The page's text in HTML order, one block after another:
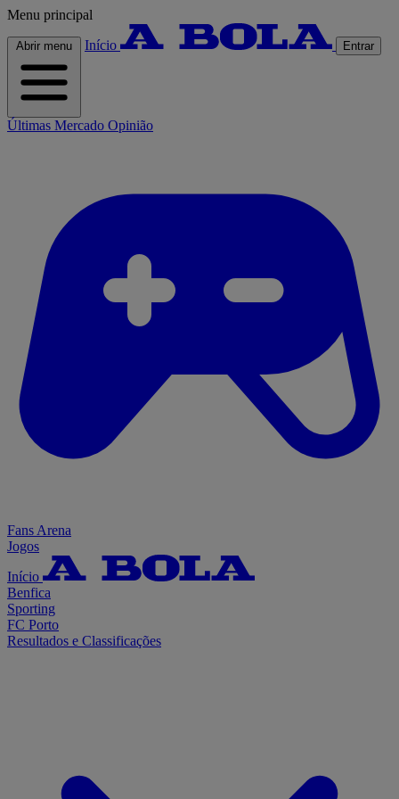
Menu principal
Abrir menu Início Entrar
Últimas Mercado Opinião
Fans Arena
Jogos
Início
Benfica
Sporting
FC Porto
Resultados e Classificações